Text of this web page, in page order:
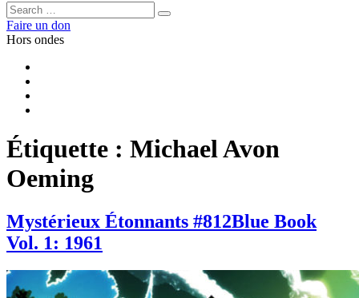
Rechercher :
Rechercher
Faire un don
Hors ondes
Étiquette : Michael Avon
Oeming
Mystérieux Étonnants #812Blue Book
Vol. 1: 1961